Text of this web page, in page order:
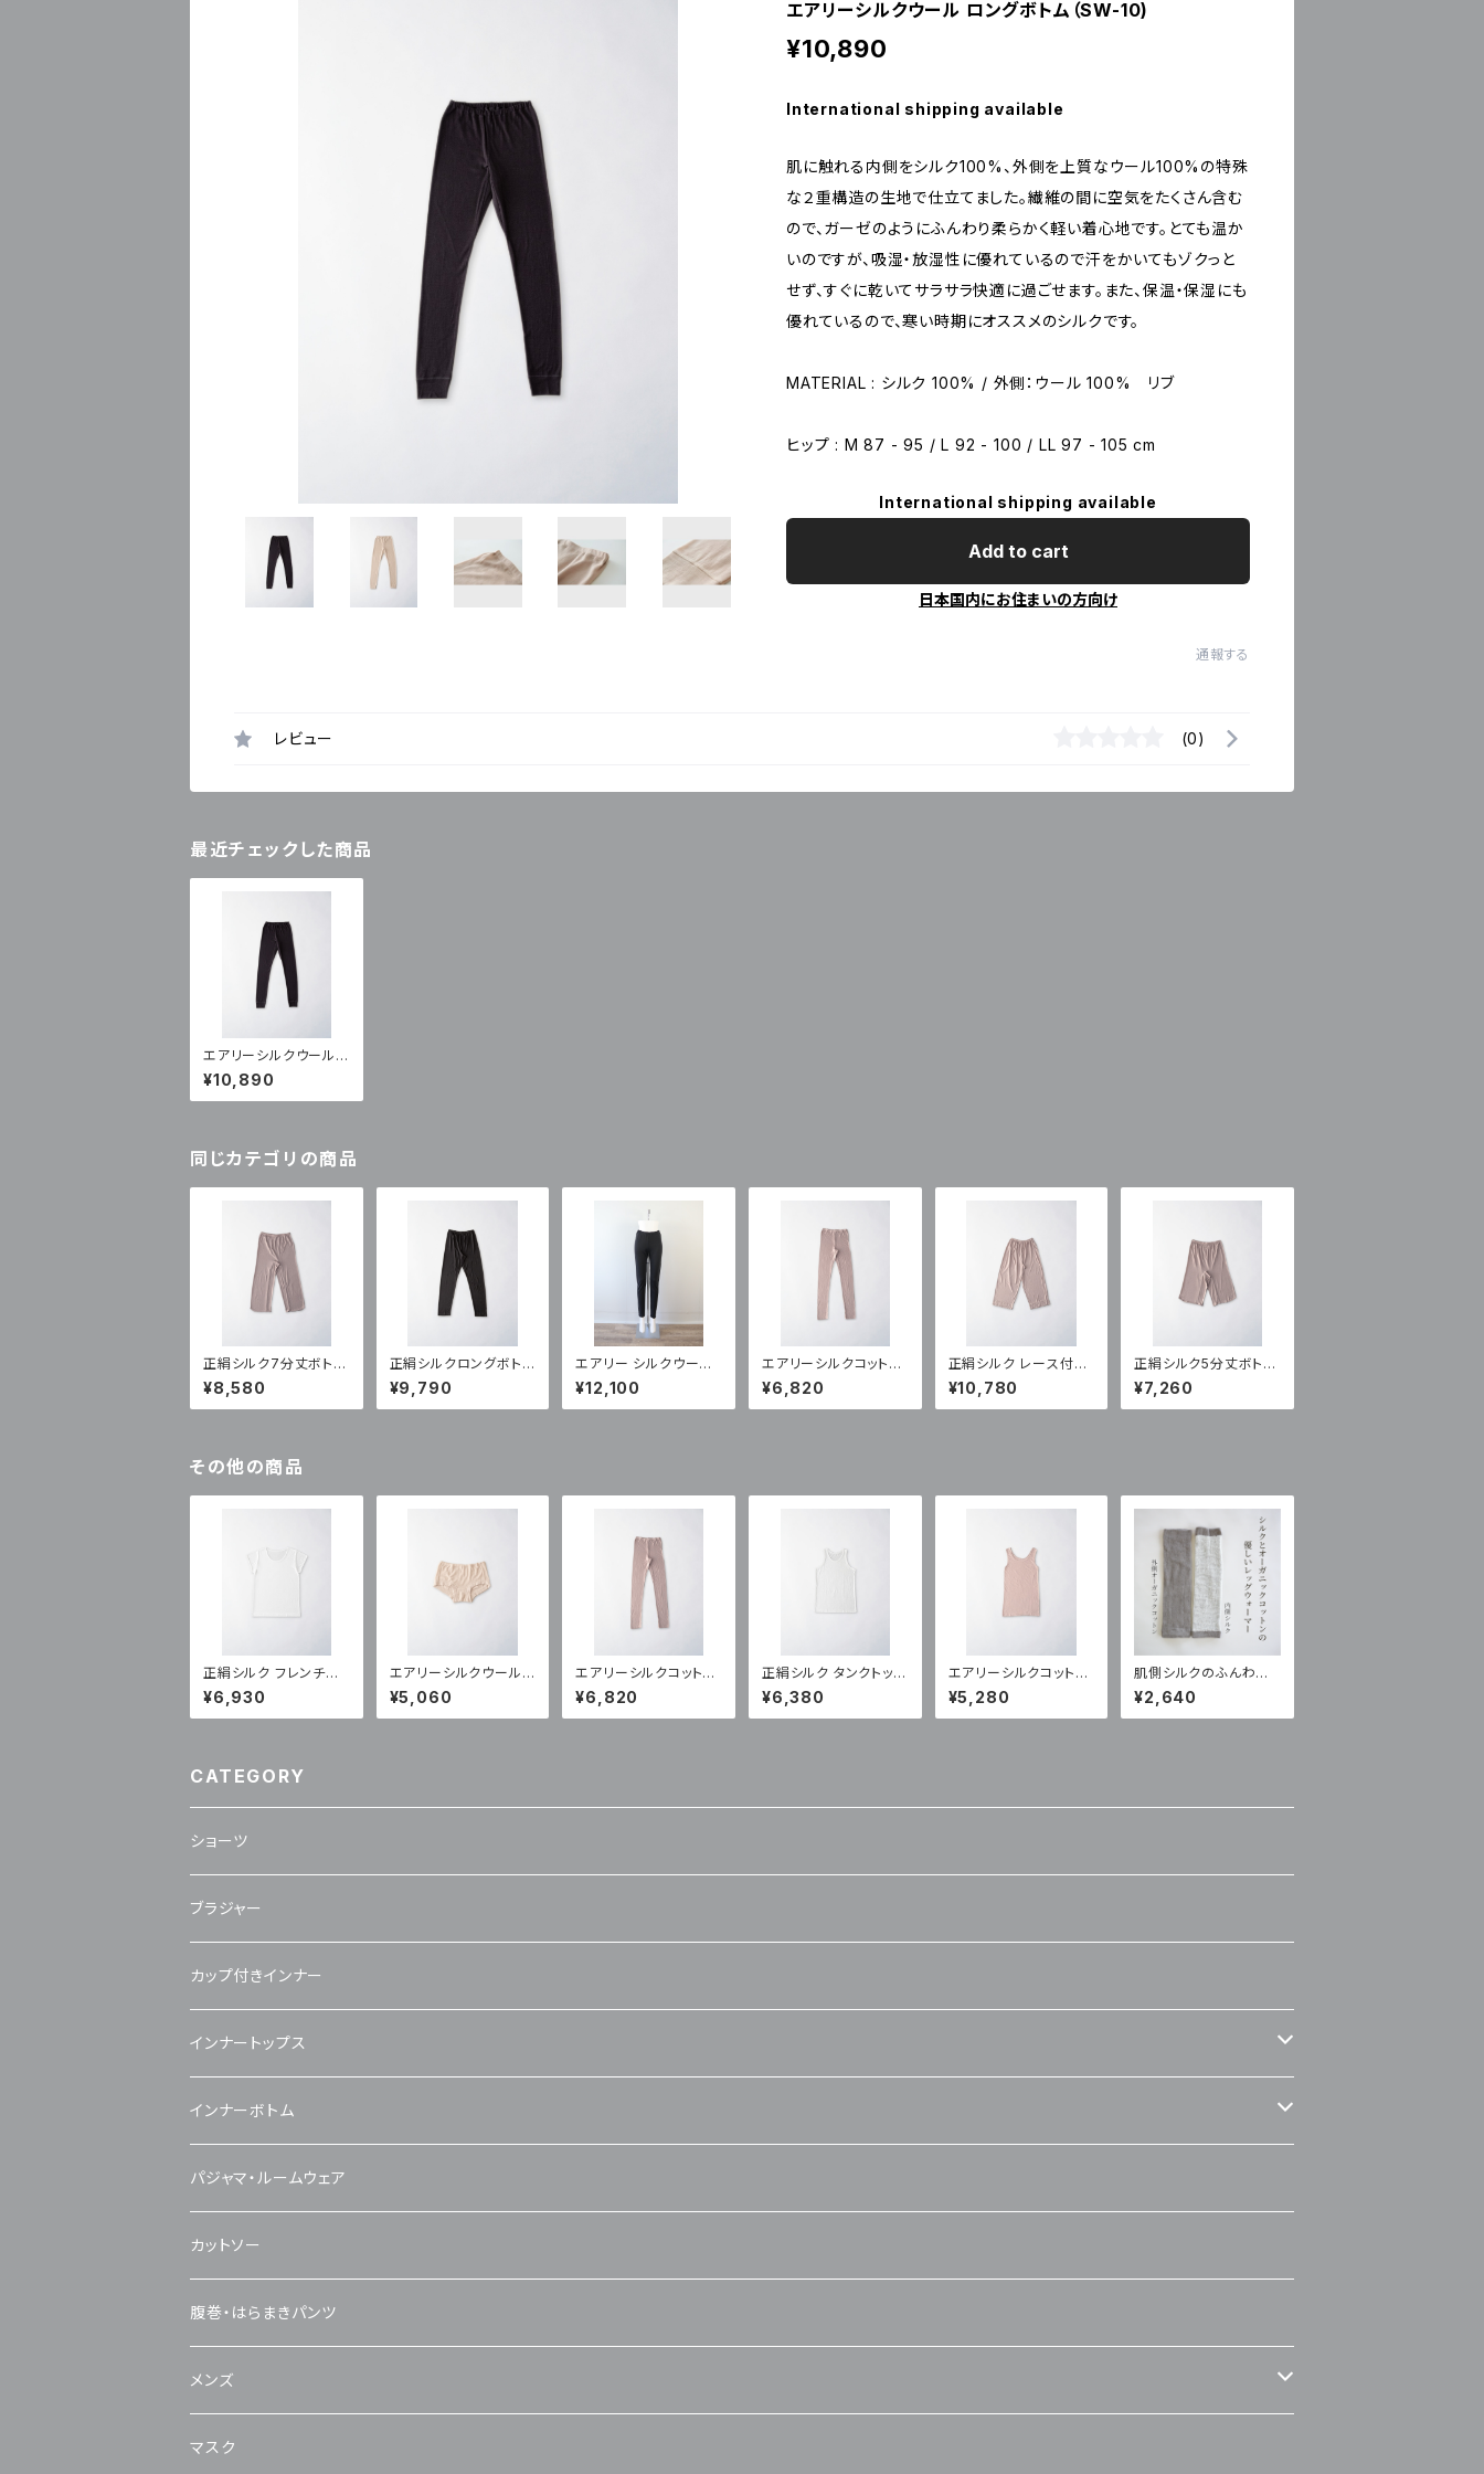
エアリーシルクウール ロングボトム（SW-10)
¥10,890
International shipping available
肌に触れる内側をシルク100%、外側を上質なウール100%の特殊
な２重構造の生地で仕立てました。繊維の間に空気をたくさん含む
ので、ガーゼのようにふんわり柔らかく軽い着心地です。とても温か
いのですが、吸湿・放湿性に優れているので汗をかいてもゾクっと
せず、すぐに乾いてサラサラ快適に過ごせます。また、保温・保湿にも
優れているので、寒い時期にオススメのシルクです。
MATERIAL : シルク 100% / 外側：ウール 100% リブ
ヒップ : M 87 - 95 / L 92 - 100 / LL 97 - 105 cm
International shipping available
Add to cart
日本国内にお住まいの方向け
通報する
レビュー (0)
最近チェックした商品
エアリーシルクウール
ロングボトム（SW-10)
¥10,890
同じカテゴリの商品
正絹シルク7分丈ボトム
（NT-580A)
¥8,580
正絹シルクロングボトム
（NT-600)
¥9,790
エアリー シルクウール
ロングボトム(ストレー
ト）
¥12,100
エアリーシルクコットン
ロングボトム（SC-10A)
¥6,820
正絹シルク レース付き
キュロット（LN-89)
¥10,780
正絹シルク5分丈ボトム
（NT-550A)
¥7,260
その他の商品
正絹シルク フレンチス
リーブインナー（NT-3
30)
¥6,930
エアリーシルクウール
ボクサーショーツ（SW-
1)
¥5,060
エアリーシルクコットン
ロングボトム（SC-10A)
¥6,820
正絹シルク タンクトップ
（NT-370）
¥6,380
エアリーシルクコットン
タンクトップ（SC-20)
¥5,280
肌側シルクのふんわり
レッグウォーマー
¥2,640
CATEGORY
ショーツ
ブラジャー
カップ付きインナー
インナートップス
キャミソール・タンクトップ
半袖
長袖
インナーボトム
ショート丈
ロング丈
パジャマ・ルームウェア
カットソー
腹巻・はらまきパンツ
メンズ
トップス
マスク